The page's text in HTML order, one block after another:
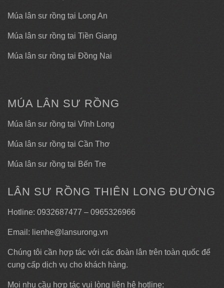
Múa lân sư rồng tại Long An
Múa lân sư rồng tại Tiền Giang
Múa lân sư rồng tại Đồng Nai
MÚA LÂN SƯ RỒNG
Múa lân sư rồng tại Vĩnh Long
Múa lân sư rồng tại Cần Thơ
Múa lân sư rồng tại Bến Tre
LÂN SƯ RỒNG THIÊN LONG ĐƯỜNG
Hotline: 0932687477 – 0965326966
Email: lienhe@lansurong.vn
Chúng tôi cần hợp tác với các đoàn lân trên toàn quốc để
cung cấp dịch vụ cho khách hàng.
Mọi nhu cầu hợp tác vui lòng liên hệ hotline: